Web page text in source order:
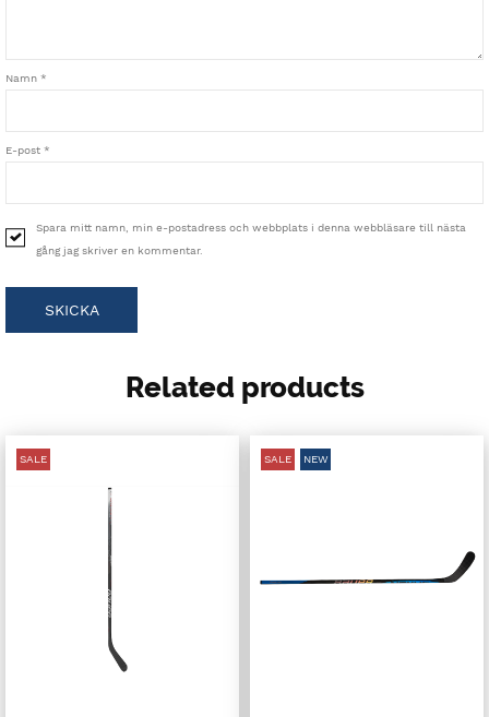
Namn*
E-post*
Spara mitt namn, min e-postadress och webbplats i denna webbläsare till nästa
gång jag skriver en kommentar.
Related products
SALE SALE NEW